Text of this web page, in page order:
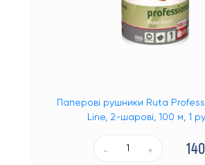
Паперові рушники Ruta
Line, 2-шарові, 100 м, 1
- + 140